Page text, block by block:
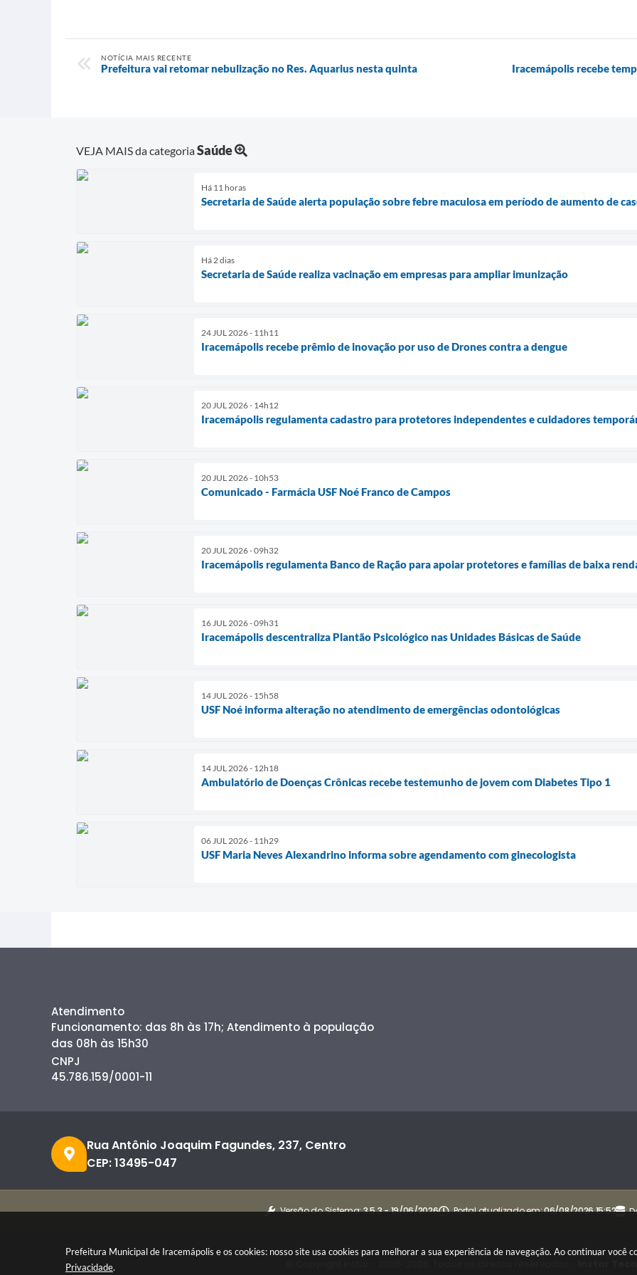
Prefeitura Municipal de Iracemápolis e os cookies: nosso site usa cookies para melhorar a sua experiência de navegação. Ao continuar você
Privacidade.
NOTÍCIA MAIS RECENTE
Prefeitura vai retomar nebulização no Res. Aquarius nesta quinta Iracemápolis recebe
VEJA MAIS da categoriaSaúde
Há 11 horas
Secretaria de Saúde alerta população sobre febre maculosa em período de aumento de
Há 2 dias
Secretaria de Saúde realiza vacinação em empresas para ampliar imunização
24 JUL 2026 - 11h11
Iracemápolis recebe prêmio de inovação por uso de Drones contra a dengue
20 JUL 2026 - 14h12
Iracemápolis regulamenta cadastro para protetores independentes e cuidadores
20 JUL 2026 - 10h53
Comunicado - Farmácia USF Noé Franco de Campos
20 JUL 2026 - 09h32
Iracemápolis regulamenta Banco de Ração para apoiar protetores e famílias de baixa
16 JUL 2026 - 09h31
Iracemápolis descentraliza Plantão Psicológico nas Unidades Básicas de Saúde
14 JUL 2026 - 15h58
USF Noé informa alteração no atendimento de emergências odontológicas
14 JUL 2026 - 12h18
Ambulatório de Doenças Crônicas recebe testemunho de jovem com Diabetes Tipo 1
06 JUL 2026 - 11h29
USF Maria Neves Alexandrino informa sobre agendamento com ginecologista
Rua Antônio Joaquim Fagundes, 237, Centro
CEP: 13495-047
Atendimento
Funcionamento: das 8h às 17h; Atendimento à população
das 08h às 15h30
CNPJ
45.786.159/0001-11
Versão do Sistema:3.5.3 - 19/06/2026 Portal atualizado em:06/08/2026 15:52